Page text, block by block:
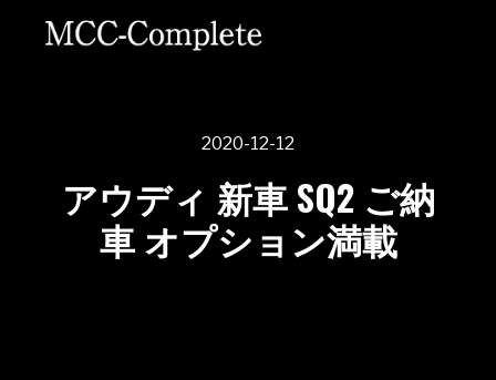
2020-12-12
アウディ 新車 SQ2 ご納
車 オプション満載